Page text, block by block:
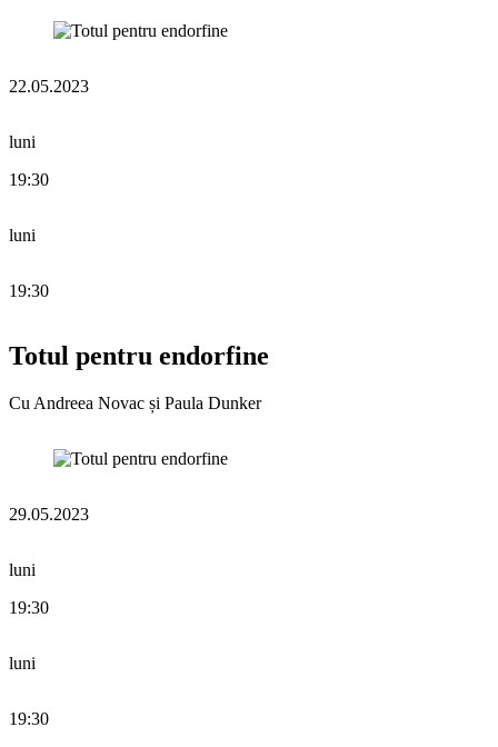
22.05.2023
luni
19:30
luni
19:30
Totul pentru endorfine
Cu Andreea Novac și Paula Dunker
29.05.2023
luni
19:30
luni
19:30